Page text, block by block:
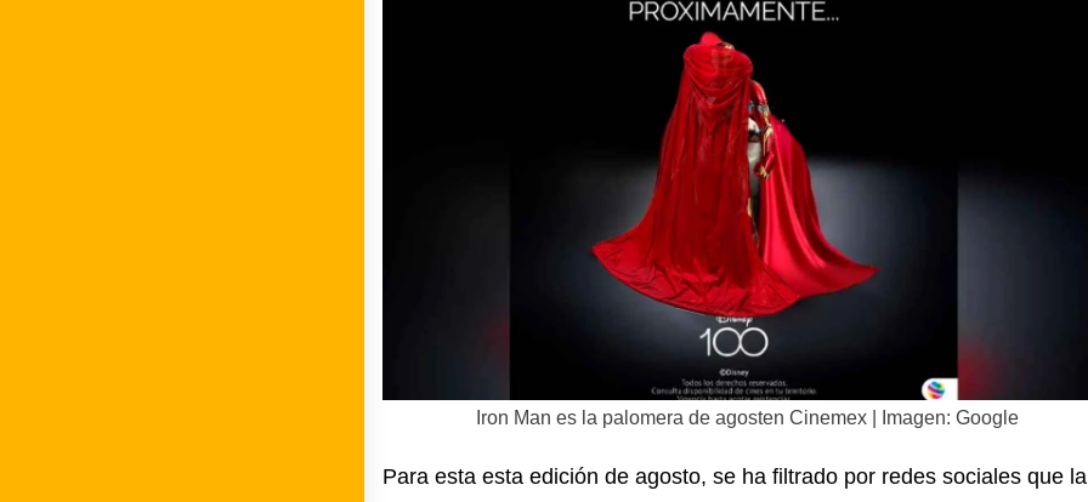
Iron Man es la palomera de agosten Cinemex | Imagen: Google
Para esta esta edición de agosto, se ha filtrado por redes sociales que la